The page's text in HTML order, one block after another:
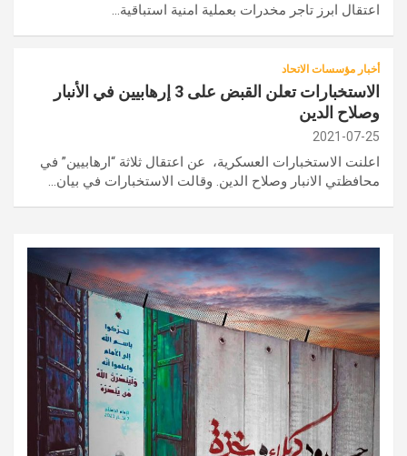
اعتقال ابرز تاجر مخدرات بعملية امنية استباقية…
أخبار مؤسسات الاتحاد
الاستخبارات تعلن القبض على 3 إرهابيين في الأنبار
وصلاح الدين
2021-07-25
اعلنت الاستخبارات العسكرية، عن اعتقال ثلاثة “ارهابيين” في
محافظتي الانبار وصلاح الدين. وقالت الاستخبارات في بيان…